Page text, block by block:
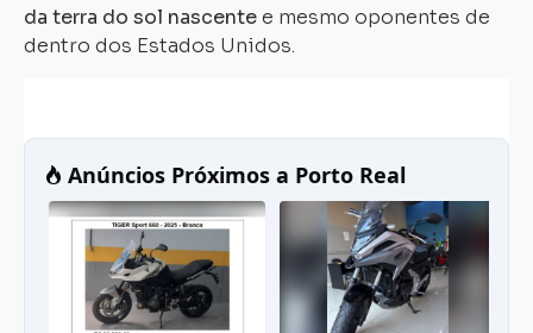
da terra do sol nascentee mesmo oponentes de
dentro dos Estados Unidos.